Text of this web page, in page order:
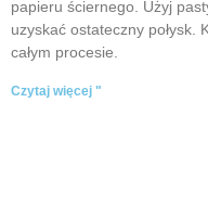
papieru ściernego. Użyj
uzyskać ostateczny połysk.
całym procesie.
Czytaj więcej "